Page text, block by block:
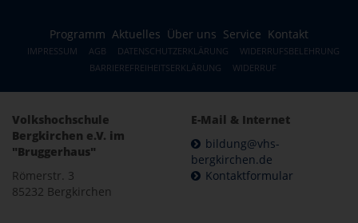
Programm Aktuelles Über uns Service Kontakt
IMPRESSUM AGB DATENSCHUTZERKLÄRUNG
WIDERRUFSBELEHRUNG
BARRIEREFREIHEITSERKLÄRUNG
WIDERRUF
Volkshochschule
Bergkirchen e.V. im
"Bruggerhaus"
Römerstr. 3
85232 Bergkirchen
E-Mail & Internet
bildung@vhs-
bergkirchen.de
Kontaktformular